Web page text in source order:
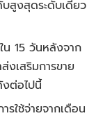
สูงสุดระดับเดียว
น 15 วันหลังจาก
งเสริมการขาย
งต่อไปนี้
ใช้จ่ายจากเดือน